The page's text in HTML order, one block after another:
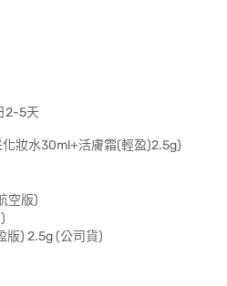
2-5天
妝水30ml+活膚霜(輕盈)2.5g)
空版)
版) 2.5g (公司貨)